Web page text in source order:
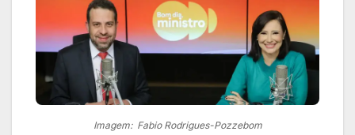
Imagem: Fabio Rodrigues-Pozzebom